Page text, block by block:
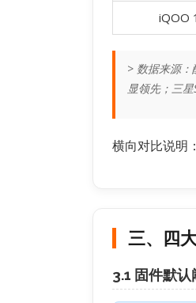
iQOO
> 数据来源
显领先；三
横向对比说明
三、四
3.1 固件默认